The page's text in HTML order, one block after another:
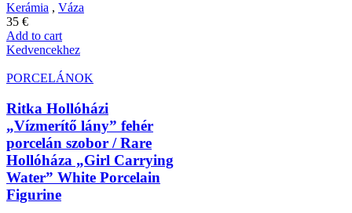
Kerámia , Váza
35 €
Add to cart
Kedvencekhez
PORCELÁNOK
Ritka Hollóházi
„Vízmerítő lány” fehér
porcelán szobor / Rare
Hollóháza „Girl Carrying
Water” White Porcelain
Figurine